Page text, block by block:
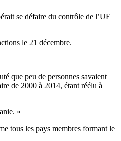
se défaire du contrôle de l’UE
le 21 décembre.
que peu de personnes savaient
de 2000 à 2014, étant réélu à
»
tous les pays membres formant le